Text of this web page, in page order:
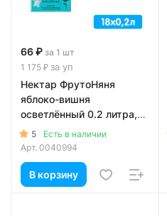
66 ₽ за 1 шт
1 175 ₽ за уп
Нектар ФрутоНяня
яблоко-вишня
осветлённый 0.2 литра,
18 шт. в уп.
5
Есть в наличии
Арт. 0040994
В корзину